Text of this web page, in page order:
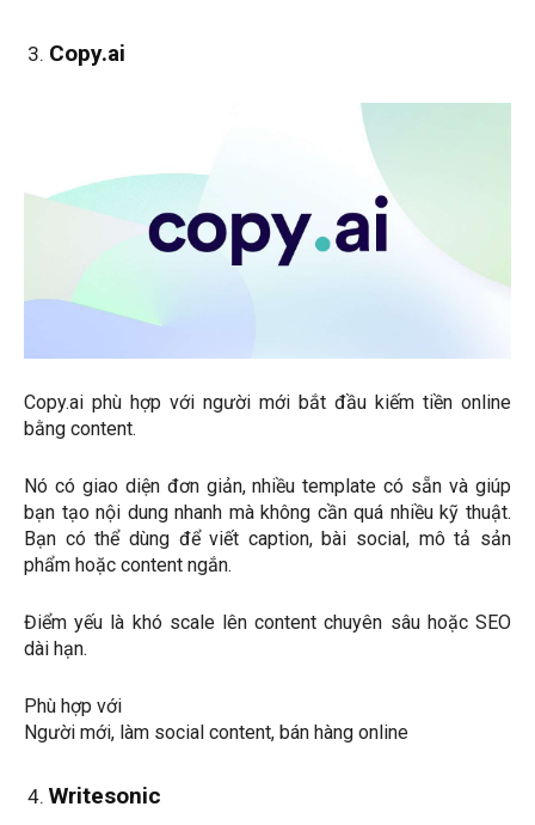
Copy.ai
Copy.ai phù hợp với người mới bắt đầu kiếm tiền online
bằng content.
Nó có giao diện đơn giản, nhiều template có sẵn và giúp
bạn tạo nội dung nhanh mà không cần quá nhiều kỹ thuật.
Bạn có thể dùng để viết caption, bài social, mô tả sản
phẩm hoặc content ngắn.
Điểm yếu là khó scale lên content chuyên sâu hoặc SEO
dài hạn.
Phù hợp với
Người mới, làm social content, bán hàng online
Writesonic